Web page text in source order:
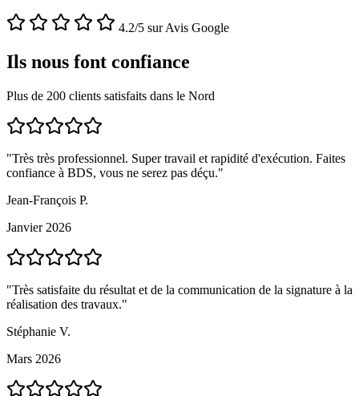
4.2/5 sur Avis Google
Ils nous font confiance
Plus de 200 clients satisfaits dans le Nord
"Très très professionnel. Super travail et rapidité d'exécution. Faites
confiance à BDS, vous ne serez pas déçu."
Jean-François P.
Janvier 2026
"Très satisfaite du résultat et de la communication de la signature à la
réalisation des travaux."
Stéphanie V.
Mars 2026